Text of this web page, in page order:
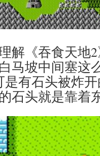
解《吞食天地
马坡中间塞这
是有石头被炸
石头就是靠着